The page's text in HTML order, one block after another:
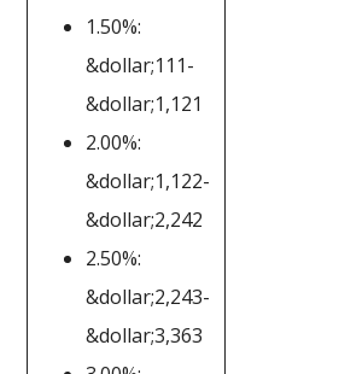
1.50%:
&dollar;111-
&dollar;1,121
2.00%:
&dollar;1,122-
&dollar;2,242
2.50%:
&dollar;2,243-
&dollar;3,363